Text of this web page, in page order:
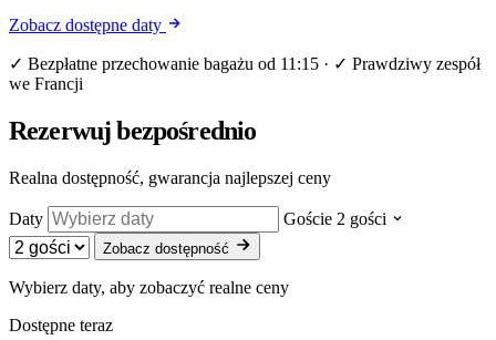
Zobacz dostępne daty
✓ Bezpłatne przechowanie bagażu od 11:15 · ✓ Prawdziwy zespół
we Francji
Rezerwuj bezpośrednio
Realna dostępność, gwarancja najlepszej ceny
Daty Goście 2 gości
Zobacz dostępność
Wybierz daty, aby zobaczyć realne ceny
Dostępne teraz